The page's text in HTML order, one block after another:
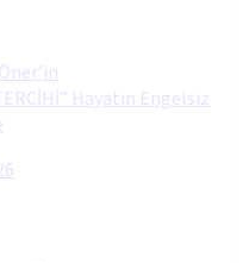
Hayatın Engelsiz